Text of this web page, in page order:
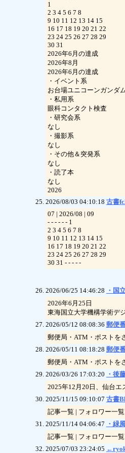
1
2 3 4 5 6 7 8
9 10 11 12 13 14 15
16 17 18 19 20 21 22
23 24 25 26 27 28 29
30 31
2026年6月の達成
2026年8月
2026年6月の達成
・イベント系
お台場ユニコーンガンダ
・私用系
眼科コンタクト検査
・研究会系
なし
・撮影系
なし
・その他＆突発系
なし
・読了本
なし
2026
2026/08/03 04:10:18 古書
07 | 2026/08 | 09
- - - - - - 1
2 3 4 5 6 7 8
9 10 11 12 13 14 15
16 17 18 19 20 21 22
23 24 25 26 27 28 29
30 31 - - - - -
2026/06/25 14:46:28 ・国
2026年6月25日
東海国立大学機構学術デ
2026/05/12 08:08:36 郵便
郵便局・ATM・ポストを
2026/05/11 08:18:28 郵便
郵便局・ATM・ポストを
2026/03/26 17:03:20 ・後
2025年12月20日、仙台
2025/11/15 09:10:07 古書
記事一覧 | フォロワー一覧
2025/11/14 04:06:47 ・緑
記事一覧 | フォロワー一覧
2025/07/03 23:24:05